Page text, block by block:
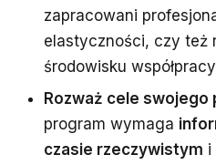
zapracowani
elastyczności, czy też
środowisku
Rozważ cele swojego
program wymaga
czasie rzeczywistym i